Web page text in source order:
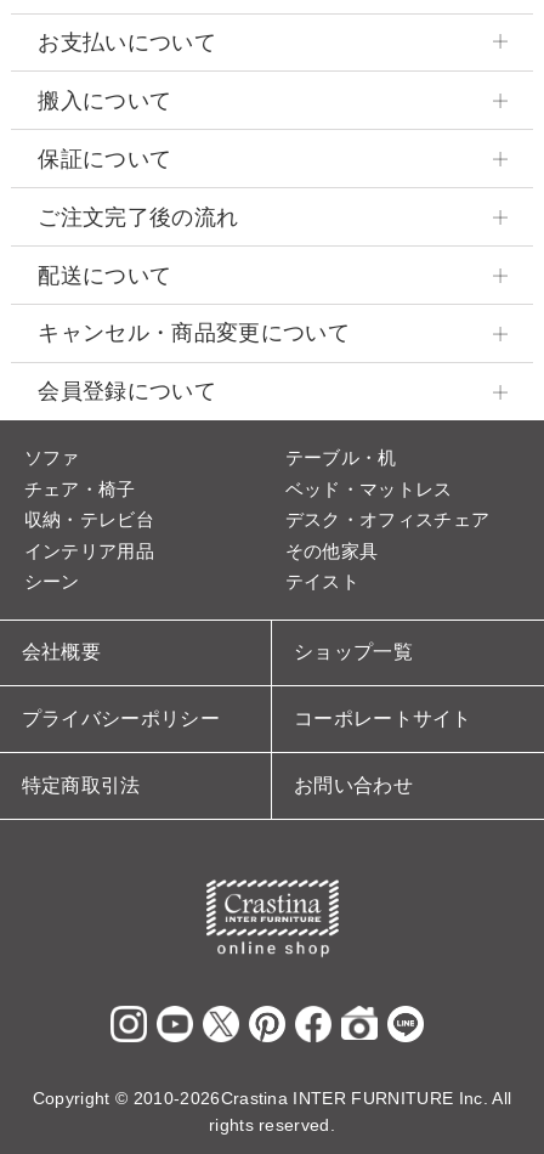
お支払いについて
搬入について
保証について
ご注文完了後の流れ
配送について
キャンセル・商品変更について
会員登録について
会社概要 ショップ一覧
プライバシーポリシー コーポレートサイト
特定商取引法 お問い合わせ
ソファ
テーブル・机
チェア・椅子
ベッド・マットレス
収納・テレビ台
デスク・オフィスチェア
インテリア用品
その他家具
シーン
テイスト
Copyright © 2010-2026Crastina INTER FURNITURE Inc. All
rights reserved.